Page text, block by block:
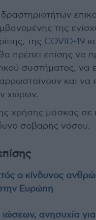
της
της COVID-19
πρέπει επίσης να
συστήματος,
αρρωσταίνουν και
χώρων.
χρήσης μάσκας σε
σοβαρής νόσου.
ο κίνδυνος
Ευρώπη
ανησυχία